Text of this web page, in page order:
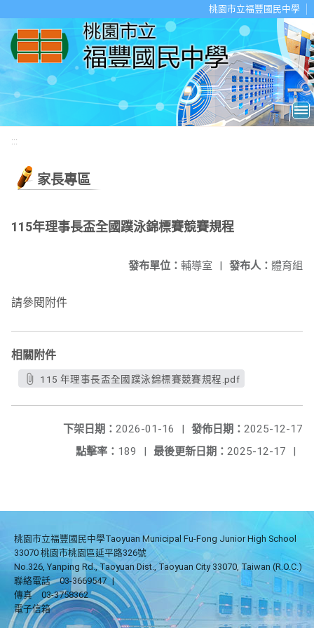
桃園市立福豐國民中學
:::
家長專區
115年理事長盃全國蹼泳錦標賽競賽規程
發布人： 體育組
發布單位： 輔導室 |
請參閱附件
相關附件
115 年理事長盃全國蹼泳錦標賽競賽規程.pdf
發佈日期： 2025-12-17
下架日期： 2026-01-16
|
最後更新日期： 2025-12-17 |
點擊率： 189 |
桃園市立福豐國民中學Taoyuan Municipal Fu-Fong Junior High School
33070 桃園市桃園區延平路326號
No.326, Yanping Rd., Taoyuan Dist., Taoyuan City 33070, Taiwan (R.O.C.)
聯絡電話
03-3669547 |
傳真
03-3758362
電子信箱